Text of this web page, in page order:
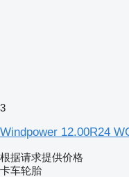
3
Windpower 12.00R24
根据请求提供价格
卡车轮胎